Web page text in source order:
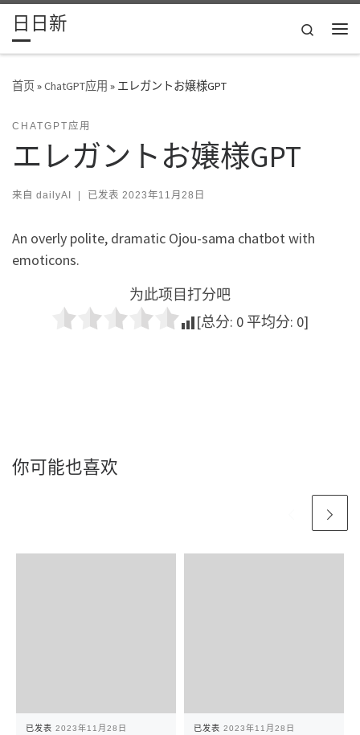
Skip to content
日日新
Search
首页»ChatGPT应用 » エレガントお嬢様GPT
CHATGPT应用
エレガントお嬢様GPT
来自 dailyAI | 已发表 2023年11月28日
An overly polite, dramatic Ojou-sama chatbot with
emoticons.
为此项目打分吧
[总分: 0 平均分: 0]
你可能也喜欢
已发表 2023年11月28日 已发表 2023年11月28日